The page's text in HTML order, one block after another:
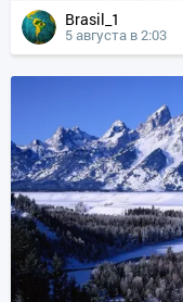
Brasil_1
5 августа в 2:03